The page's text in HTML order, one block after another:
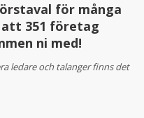
för många
351 företag
ni med!
ledare och talanger finns det